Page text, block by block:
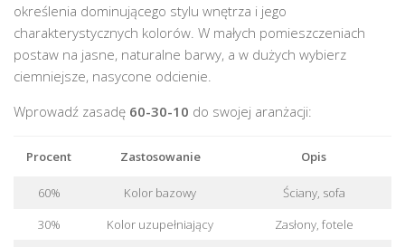
określenia dominującego stylu wnętrza i jego
charakterystycznych kolorów. W małych pomieszczeniach
postaw na jasne, naturalne barwy, a w dużych wybierz
ciemniejsze, nasycone odcienie.
Wprowadź zasadę 60-30-10 do swojej aranżacji:
Procent Zastosowanie Opis
60% Kolor bazowy
Ściany, sofa
30%
Kolor uzupełniający
Zasłony, fotele